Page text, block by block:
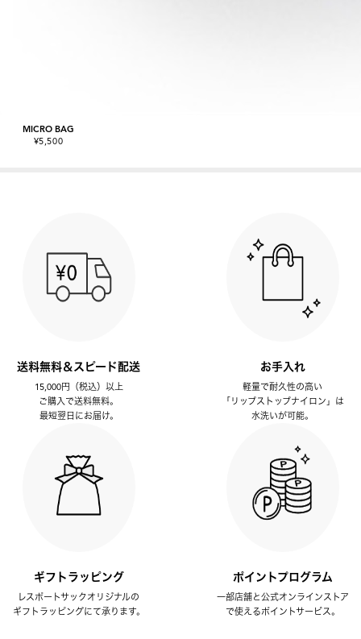
MICRO BAG
¥5,500
送料無料＆スピード配送
15,000円（税込）以上
ご購入で送料無料。
最短翌日にお届け。
お手入れ
軽量で耐久性の高い
「リップストップナイロン」は
水洗いが可能。
ギフトラッピング
レスポートサックオリジナルの
ギフトラッピングにて承ります。
ポイントプログラム
一部店舗と公式オンラインストア
で使えるポイントサービス。